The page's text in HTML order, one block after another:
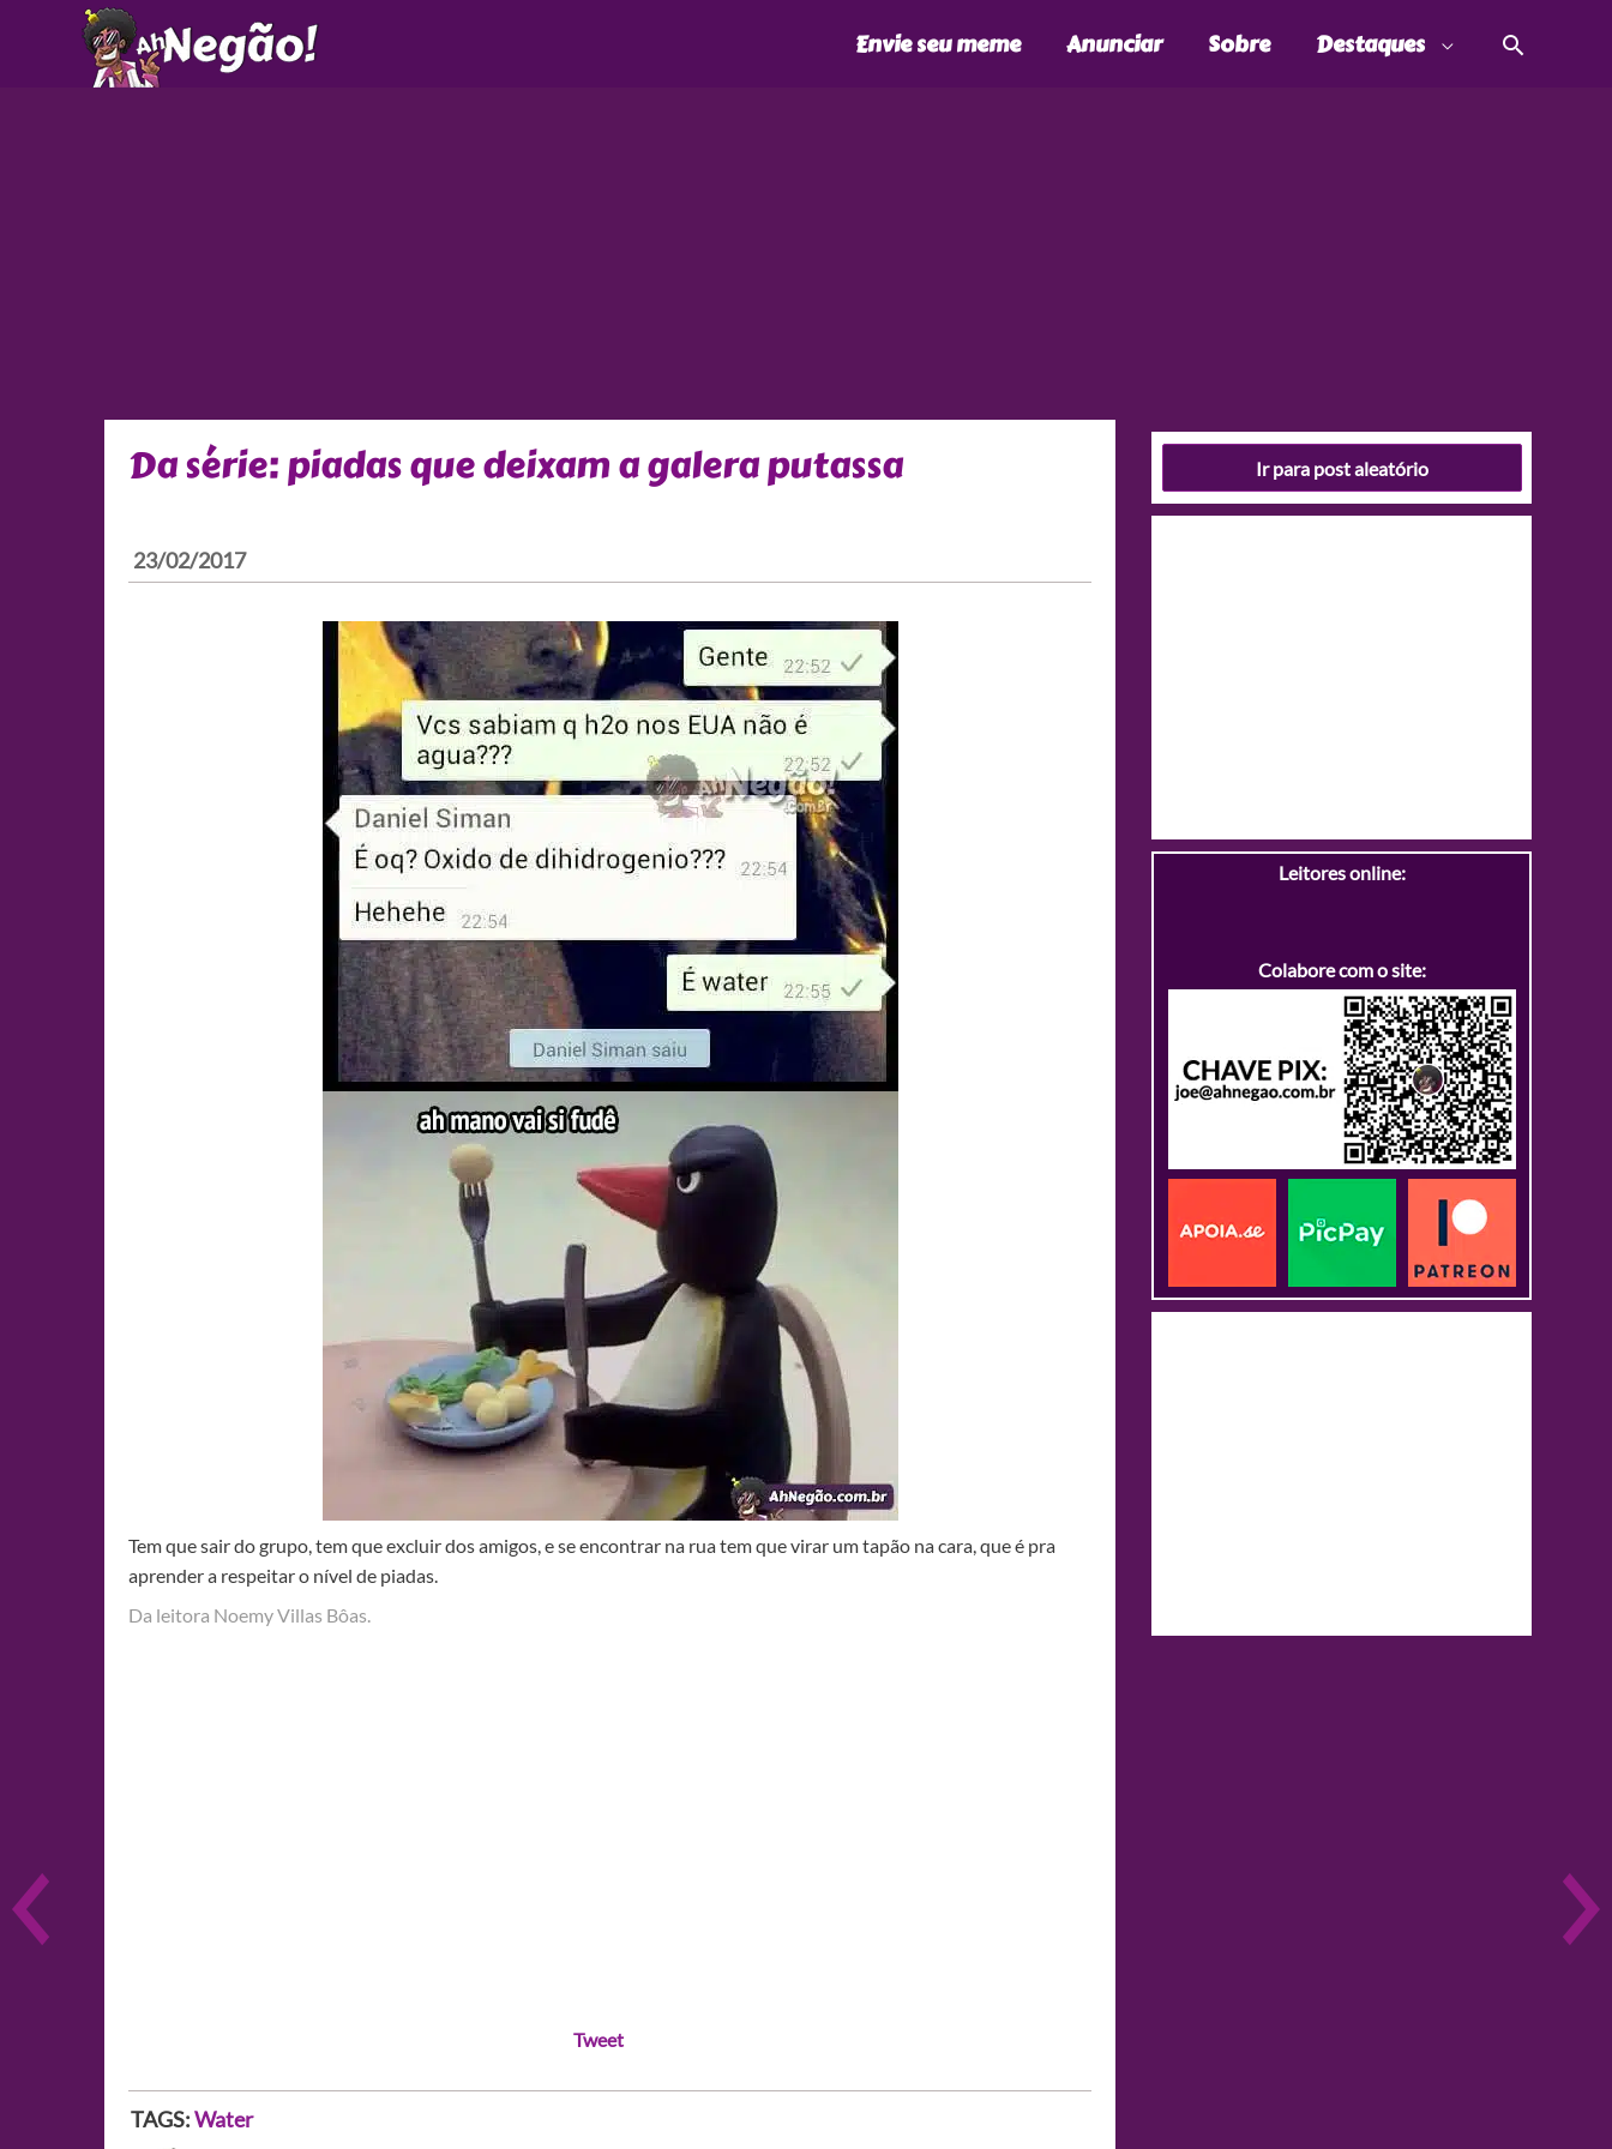
Envie seu meme Anunciar Sobre Destaques
Da série: piadas que deixam a galera putassa
23/02/2017
Tem que sair do grupo, tem que excluir dos amigos, e se encontrar na rua tem que virar um tapão na cara, que é pra
aprender a respeitar o nível de piadas.
Da leitora Noemy Villas Bôas.
Tweet
TAGS:Water
Ir para post aleatório
Leitores online:
Colabore com o site: